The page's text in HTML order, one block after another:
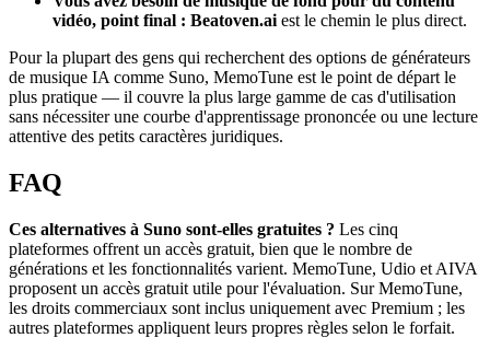
vidéo, point final : Beatoven.ai est le chemin le plus direct.
Pour la plupart des gens qui recherchent des options de générateurs
de musique IA comme Suno, MemoTune est le point de départ le
plus pratique — il couvre la plus large gamme de cas d'utilisation
sans nécessiter une courbe d'apprentissage prononcée ou une lecture
attentive des petits caractères juridiques.
FAQ
Ces alternatives à Suno sont-elles gratuites ? Les cinq
plateformes offrent un accès gratuit, bien que le nombre de
générations et les fonctionnalités varient. MemoTune, Udio et AIVA
proposent un accès gratuit utile pour l'évaluation. Sur MemoTune,
les droits commerciaux sont inclus uniquement avec Premium ; les
autres plateformes appliquent leurs propres règles selon le forfait.